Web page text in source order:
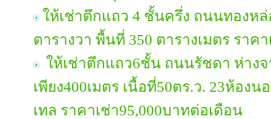
ให้เช่าตึกแถว 4 ชั้นครึ่ง ถนนทองหล่
ตารางวา พื้นที่ 350 ตารางเมตร ราค
ให้เช่าตึกแถว6ชั้น ถนนรัชดา ห่าง
เพียง400เมตร เนื้อที่50ตร.ว. 23ห้อง
เทล ราคาเช่า95,000บาทต่อเดือน